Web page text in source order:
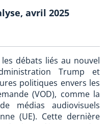
avril 2025
débats liés au nouvel
Trump et
politiques envers les
(VOD), comme la
médias audiovisuels
(UE). Cette dernière